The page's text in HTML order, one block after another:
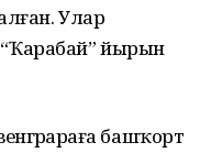
Улар
йырын
башҡорт